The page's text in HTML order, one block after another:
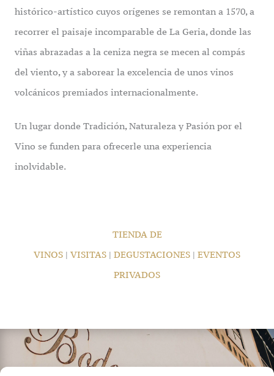
histórico-artístico cuyos orígenes se remontan a 1570, a
recorrer el paisaje incomparable de La Geria, donde las
viñas abrazadas a la ceniza negra se mecen al compás
del viento, y a saborear la excelencia de unos vinos
volcánicos premiados internacionalmente.
Un lugar donde Tradición, Naturaleza y Pasión por el
Vino se funden para ofrecerle una experiencia
inolvidable.
TIENDA DE
VINOS | VISITAS | DEGUSTACIONES | EVENTOS
PRIVADOS